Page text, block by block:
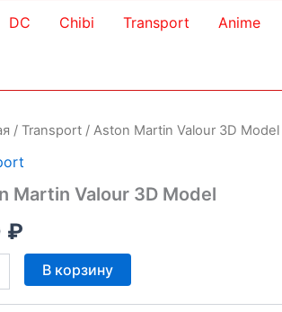
DC Chibi Transport Anime
/Transport / Aston Martin Valour 3D Model
Martin Valour 3D Model
₽
В корзину